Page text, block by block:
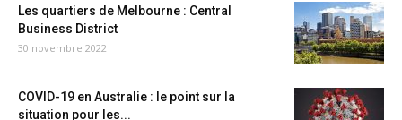
Les quartiers de Melbourne : Central
Business District
30 novembre 2022
COVID-19 en Australie : le point sur la
situation pour les...